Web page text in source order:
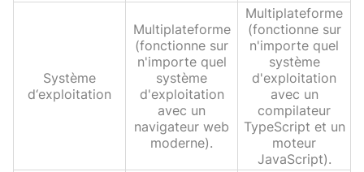
Système
d‘exploitation
Multiplateforme
(fonctionne sur
n'importe quel
système
d'exploitation
avec un
navigateur web
moderne).
Multiplateforme
(fonctionne sur
n'importe quel
système
d'exploitation
avec un
compilateur
TypeScript et un
moteur
JavaScript).